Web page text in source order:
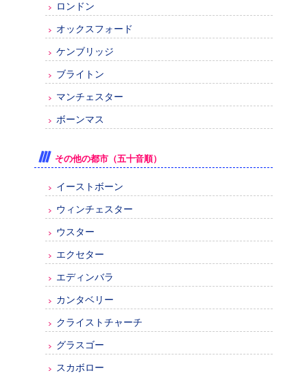
ロンドン
オックスフォード
ケンブリッジ
ブライトン
マンチェスター
ボーンマス
その他の都市（五十音順）
イーストボーン
ウィンチェスター
ウスター
エクセター
エディンバラ
カンタベリー
クライストチャーチ
グラスゴー
スカボロー